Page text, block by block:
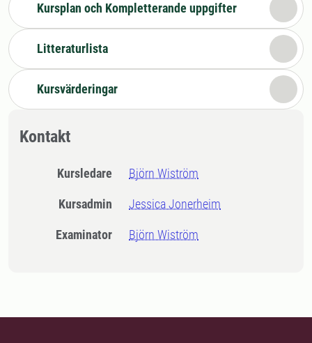
Kursplan och Kompletterande uppgifter
Litteraturlista
Kursvärderingar
Kontakt
Kursledare Björn Wiström
Kursadmin Jessica Jonerheim
Examinator Björn Wiström